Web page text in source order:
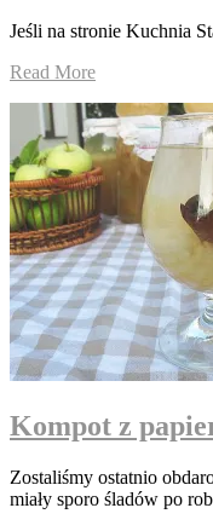
Jeśli na stronie Kuchnia
Read More
Kompot z
Zostaliśmy ostatnio
miały sporo śladów po